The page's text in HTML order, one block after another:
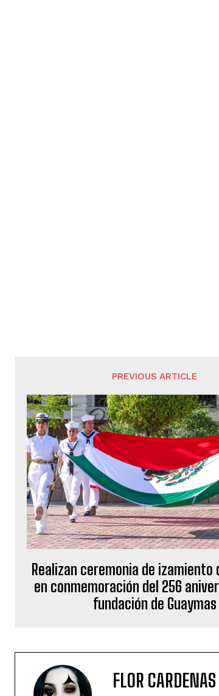
PREVIOUS ARTICLE
Realizan ceremonia de izamiento
en conmemoración del 256
fundación de Guaymas
FLOR CARDENAS